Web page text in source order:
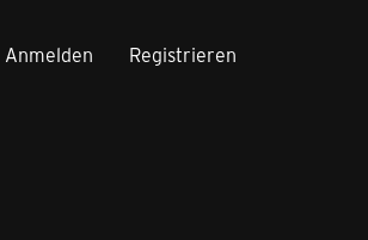
Anmelden Registrieren